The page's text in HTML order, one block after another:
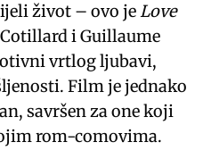
život – ovo jeLove
i Guillaume
vrtlog ljubavi,
Film je jednako
savršen za one koji
rom-comovima.